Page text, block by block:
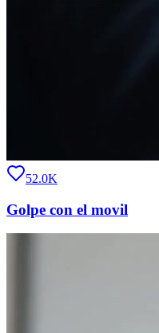
52.0K
Golpe con el movil